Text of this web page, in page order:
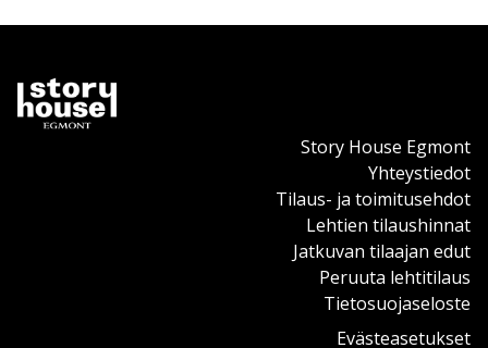
Story House Egmont
Yhteystiedot
Tilaus- ja toimitusehdot
Lehtien tilaushinnat
Jatkuvan tilaajan edut
Peruuta lehtitilaus
Tietosuojaseloste
Evästeasetukset